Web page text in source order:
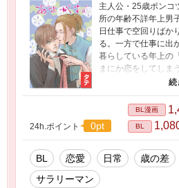
主人公・25歳ポンコ
所の年齢不詳年上男
日仕事で空回りばか
る。一方で仕事に出
暮らしている年上の
まにか恋をしてしま
想いを寄せている幼
金にアップします。
24h.ポイント 0pt
BL漫画
BL
BL 恋愛 日常 歳の差
サラリーマン